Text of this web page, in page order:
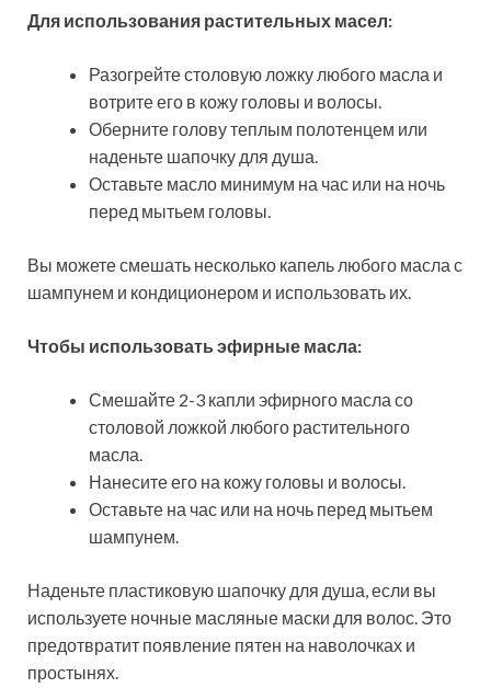
Для использования растительных масел:
Разогрейте столовую ложку любого масла и
вотрите его в кожу головы и волосы.
Оберните голову теплым полотенцем или
наденьте шапочку для душа.
Оставьте масло минимум на час или на ночь
перед мытьем головы.
Вы можете смешать несколько капель любого масла с
шампунем и кондиционером и использовать их.
Чтобы использовать эфирные масла:
Смешайте 2-3 капли эфирного масла со
столовой ложкой любого растительного
масла.
Нанесите его на кожу головы и волосы.
Оставьте на час или на ночь перед мытьем
шампунем.
Наденьте пластиковую шапочку для душа, если вы
используете ночные масляные маски для волос. Это
предотвратит появление пятен на наволочках и
простынях.